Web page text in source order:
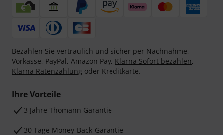
Bezahlen Sie vertraulich und sicher per Nachnahme,
Vorkasse, PayPal, Amazon Pay, Klarna Sofort bezahlen,
Klarna Ratenzahlung oder Kreditkarte.
Ihre Vorteile
3 Jahre Thomann Garantie
30 Tage Money-Back-Garantie